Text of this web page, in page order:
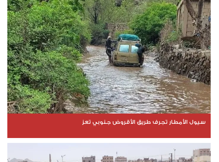
سيول الأمطار تجرف طريق الأقروض جنوبي تعز